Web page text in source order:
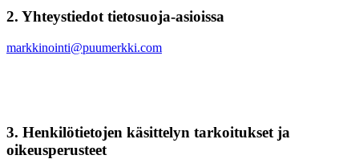
2. Yhteystiedot tietosuoja-asioissa
markkinointi@puumerkki.com
3. Henkilötietojen käsittelyn tarkoitukset ja
oikeusperusteet